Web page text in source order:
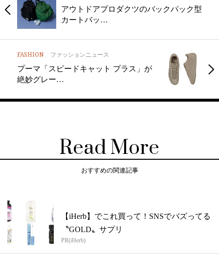
アウトドアプロダクツのバックパック型
カートバッ…
FASHION ファッションニュース
プーマ「スピードキャット プラス」が
絶妙グレー…
Read More
おすすめの関連記事
【iHerb】でこれ買って！SNSでバズってる
〝GOLD〟サプリ
PR(iHerb)